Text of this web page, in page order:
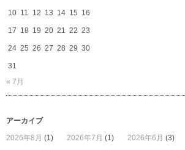
10 11 12 13 14 15 16
17 18 19 20 21 22 23
24 25 26 27 28 29 30
31
« 7月
アーカイブ
2026年8月 (1) 2026年7月 (1) 2026年6月 (3)